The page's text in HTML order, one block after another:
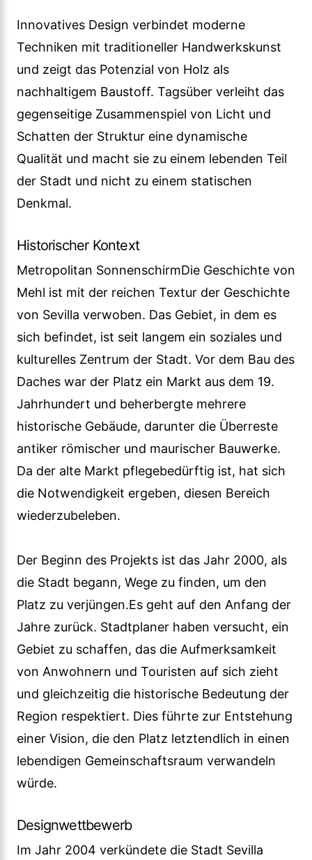
Innovatives Design verbindet moderne
Techniken mit traditioneller Handwerkskunst
und zeigt das Potenzial von Holz als
nachhaltigem Baustoff. Tagsüber verleiht das
gegenseitige Zusammenspiel von Licht und
Schatten der Struktur eine dynamische
Qualität und macht sie zu einem lebenden Teil
der Stadt und nicht zu einem statischen
Denkmal.
Historischer Kontext
Metropolitan SonnenschirmDie Geschichte von
Mehl ist mit der reichen Textur der Geschichte
von Sevilla verwoben. Das Gebiet, in dem es
sich befindet, ist seit langem ein soziales und
kulturelles Zentrum der Stadt. Vor dem Bau des
Daches war der Platz ein Markt aus dem 19.
Jahrhundert und beherbergte mehrere
historische Gebäude, darunter die Überreste
antiker römischer und maurischer Bauwerke.
Da der alte Markt pflegebedürftig ist, hat sich
die Notwendigkeit ergeben, diesen Bereich
wiederzubeleben.
Der Beginn des Projekts ist das Jahr 2000, als
die Stadt begann, Wege zu finden, um den
Platz zu verjüngen.Es geht auf den Anfang der
Jahre zurück. Stadtplaner haben versucht, ein
Gebiet zu schaffen, das die Aufmerksamkeit
von Anwohnern und Touristen auf sich zieht
und gleichzeitig die historische Bedeutung der
Region respektiert. Dies führte zur Entstehung
einer Vision, die den Platz letztendlich in einen
lebendigen Gemeinschaftsraum verwandeln
würde.
Designwettbewerb
Im Jahr 2004 verkündete die Stadt Sevilla